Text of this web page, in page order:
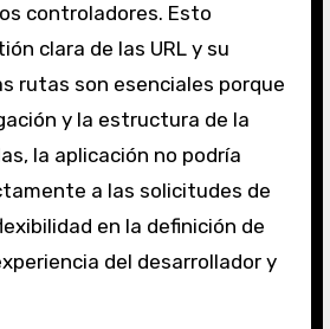
controladores. Esto
clara de las URL y su
rutas son esenciales porque
y la estructura de la
la aplicación no podría
a las solicitudes de
en la definición de
del desarrollador y